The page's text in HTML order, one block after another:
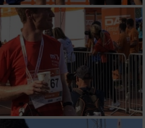
für personalisierte
zur Auswahl
zur Personalisierung
zur Auswahl